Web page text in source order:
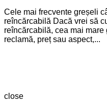
Cele mai frecvente greșeli
reîncărcabilă Dacă vrei să
reîncărcabilă, cea mai
reclamă, preț sau aspect,...
close